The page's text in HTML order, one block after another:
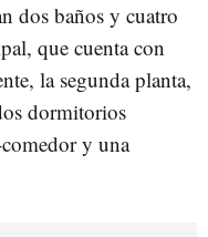
dos baños y cuatro
que cuenta con
la segunda planta,
dormitorios
y una